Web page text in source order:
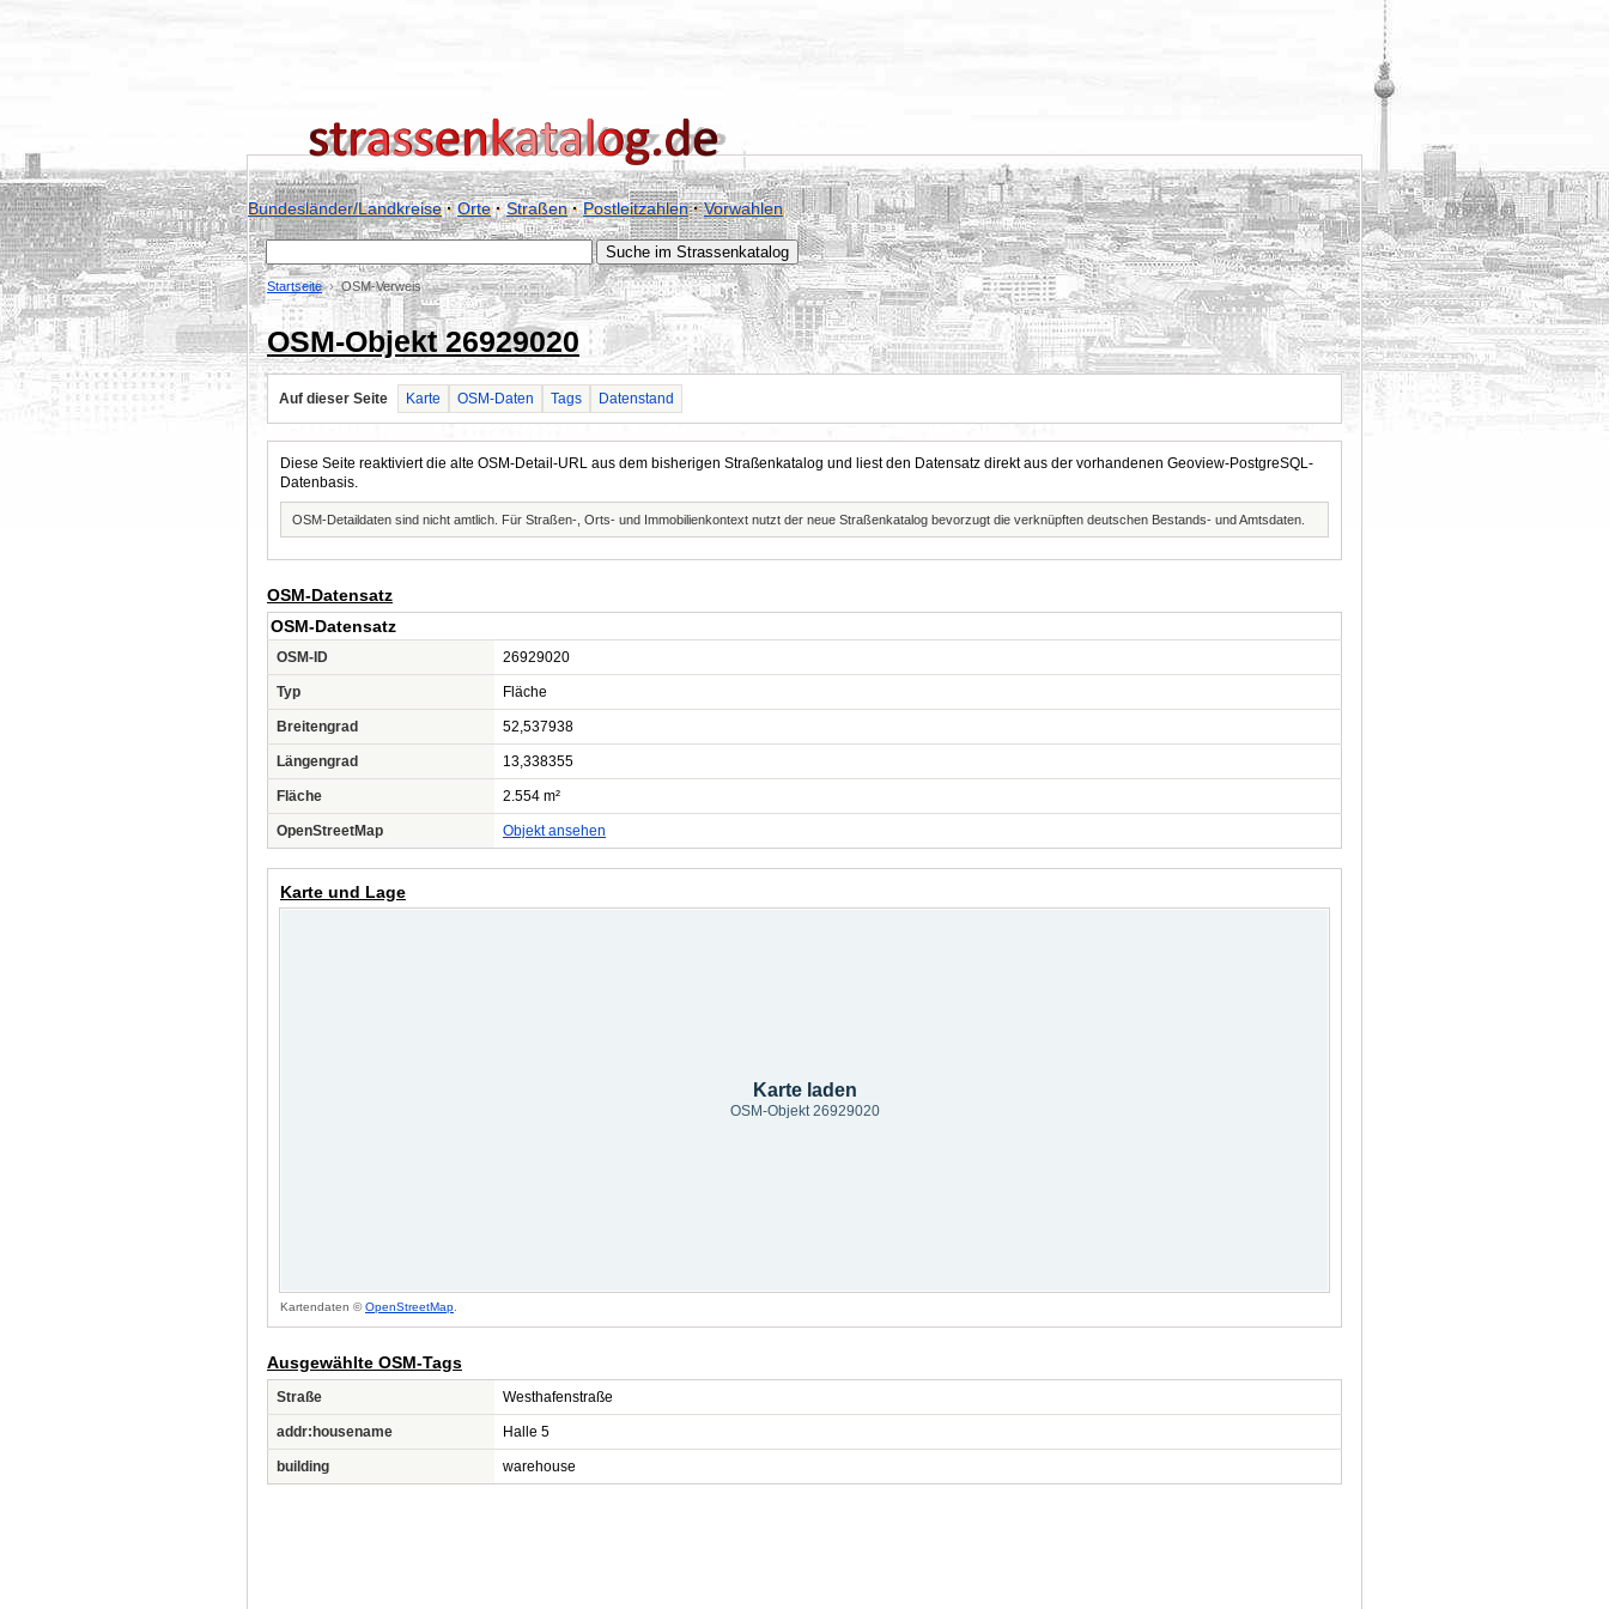
Bundesländer/Landkreise·Orte·Straßen·Postleitzahlen·Vorwahlen
Startseite OSM-Verweis
OSM-Objekt 26929020
Auf dieser Seite Karte OSM-Daten Tags Datenstand
Diese Seite reaktiviert die alte OSM-Detail-URL aus dem bisherigen Straßenkatalog und liest den Datensatz direkt aus der vorhandenen Geoview-PostgreSQL-
Datenbasis.
OSM-Detaildaten sind nicht amtlich. Für Straßen-, Orts- und Immobilienkontext nutzt der neue Straßenkatalog bevorzugt die verknüpften deutschen Bestands- und Amtsdaten.
OSM-Datensatz
OSM-Datensatz
OSM-ID 26929020
Typ Fläche
Breitengrad 52,537938
Längengrad 13,338355
Fläche 2.554 m²
OpenStreetMap Objekt ansehen
Karte und Lage
Karte laden
OSM-Objekt 26929020
Kartendaten ©OpenStreetMap
Ausgewählte OSM-Tags
Straße Westhafenstraße
addr:housename Halle 5
building warehouse